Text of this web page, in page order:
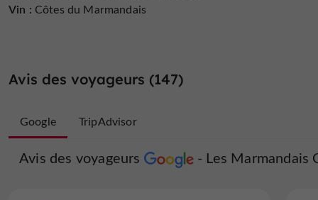
Vin : Côtes du Marmandais
Avis des voyageurs (147)
Google
Avis des voyageurs Les Marmandais
TripAdvisor
Avis des voyageurs Les